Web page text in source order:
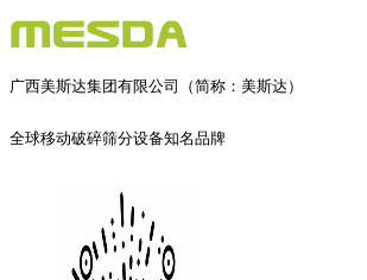
广西美斯达集团有限公司（简称：美斯达）
全球移动破碎筛分设备知名品牌